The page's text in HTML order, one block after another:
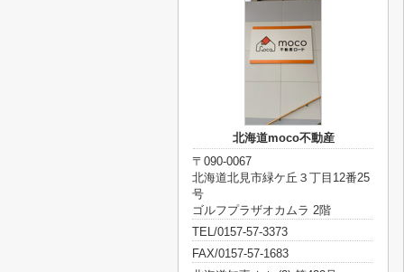
北海道moco不動産
〒090-0067
北海道北見市緑ケ丘３丁目12番25
号
ゴルフプラザオカムラ 2階
TEL/0157-57-3373
FAX/0157-57-1683